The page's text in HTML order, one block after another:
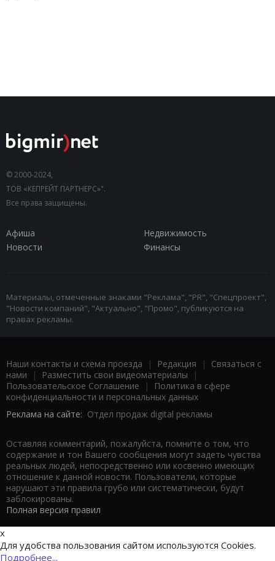
© 2000-2024,
ТОВ «КЕПРЕЙТ ПАРТНЕРС»".
Все права защищены.
Афиша
Недвижимость
Новости
Финансы
Материалы, отмеченные знаками "Реклама", "PR", "Спецпроект",
"Новости компаний", "Актуально", "Промо", публикуются на
правах рекламы.
Наши контакты и схема проезда | Редакция | Связаться с
нами | Разместить свои видеоматериалы |
Пользовательское Соглашение |
Политика в сфере
конфиденциальности и персональных данных
Реклама на сайте: Отдел продаж digital рекламы
Оставляя комментарий, пожалуйста, помните о том, что
содержание и тон Вашего сообщения могут задеть чувства
реальных людей, непосредственно или косвенно имеющих
отношение к данной новости. Пользователи, которые
нарушают эти правила грубо или систематически, будут
заблокированы.
Полная версия правил
x
Для удобства пользования сайтом используются Cookies.
Подробнее...